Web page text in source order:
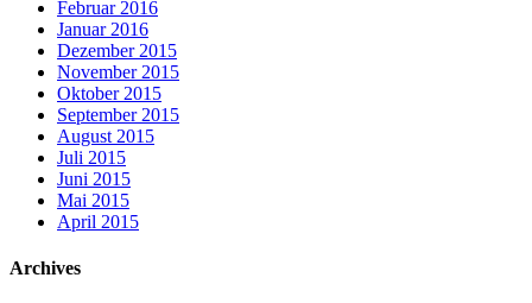
Februar 2016
Januar 2016
Dezember 2015
November 2015
Oktober 2015
September 2015
August 2015
Juli 2015
Juni 2015
Mai 2015
April 2015
Archives